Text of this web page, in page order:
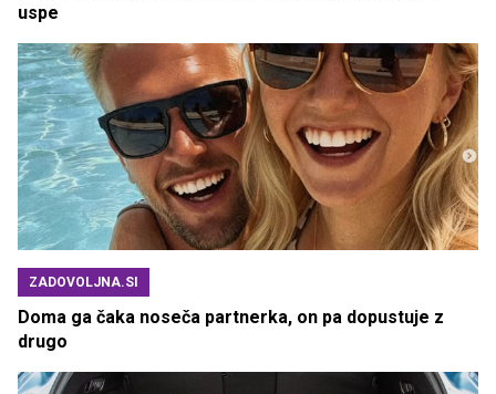
uspe
ZADOVOLJNA.SI
Doma ga čaka noseča partnerka, on pa dopustuje z
drugo